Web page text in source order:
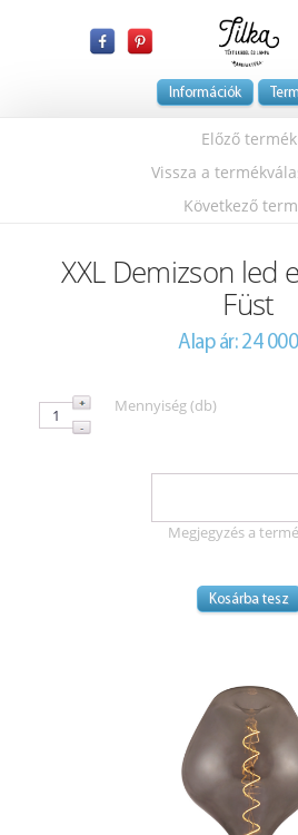
Információk
Előző termék
Vissza a
Következő
XXL Demizson led
Füst
Alap ár: 24
Mennyiség (db)
Megjegyzés a